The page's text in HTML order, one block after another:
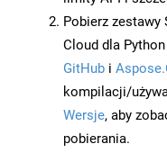
Pobierz zestawy
Cloud dla
GitHub i
kompilacji/
Wersje, aby
pobierania.